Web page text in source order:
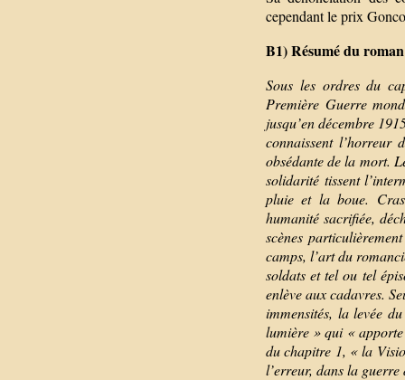
cependant le prix
B1) Résumé du roman
Sous les ordres du
Première Guerre
jusqu’en décembre
connaissent l’horreur
obsédante de la mort.
solidarité tissent
pluie et la boue.
humanité sacrifiée,
scènes
camps, l’art du
soldats et tel ou tel
enlève aux cadavres.
immensités, la levée
lumière » qui «
du chapitre 1, « la
l’erreur, dans la guerre